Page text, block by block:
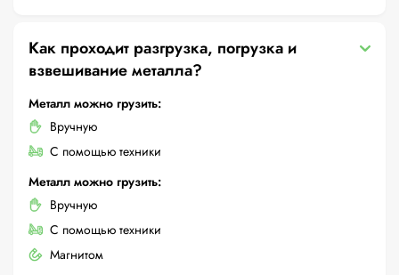
Как проходит разгрузка, погрузка и
взвешивание металла?
Металл можно грузить:
Вручную
С помощью техники
Металл можно грузить:
Вручную
С помощью техники
Магнитом